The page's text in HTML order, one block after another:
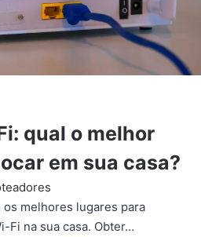
qual o melhor
em sua casa?
melhores lugares para
Fi na sua casa. Obter…